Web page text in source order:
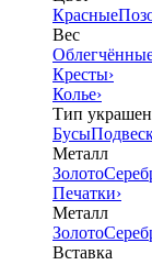
Красные
Вес
Кресты›
Колье›
Тип
Бусы
Металл
Золото
Печатки›
Металл
Золото
Вставка